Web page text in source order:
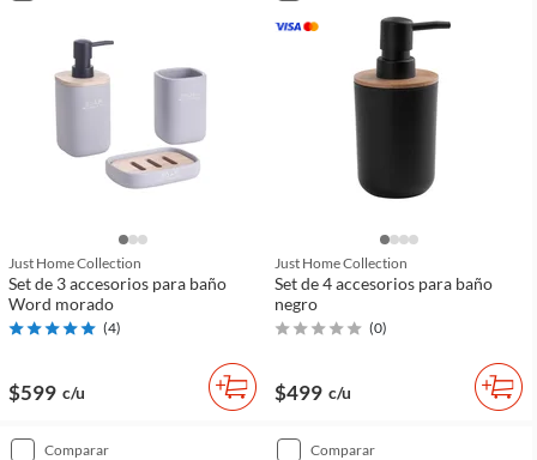
Just Home Collection
Set de 3 accesorios para baño
Word morado
(4)
$599 c/u
Just Home Collection
Set de 4 accesorios para baño
negro
(0)
$499 c/u
comparar comparar